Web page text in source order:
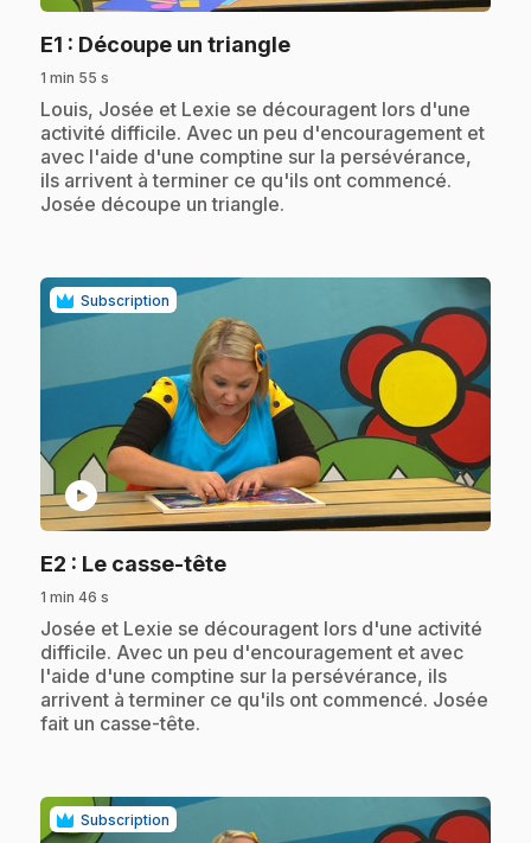
E1 : Découpe un triangle.
1 min 55 s
.Louis, Josée et Lexie se découragent lors d'une
activité difficile. Avec un peu d'encouragement et
avec l'aide d'une comptine sur la persévérance,
ils arrivent à terminer ce qu'ils ont commencé.
Josée découpe un triangle.
Subscription
play_circle
E2 : Le casse-tête.
1 min 46 s
.Josée et Lexie se découragent lors d'une activité
difficile. Avec un peu d'encouragement et avec
l'aide d'une comptine sur la persévérance, ils
arrivent à terminer ce qu'ils ont commencé. Josée
fait un casse-tête.
Subscription